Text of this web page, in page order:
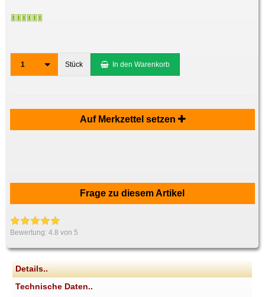
1 Stück In den Warenkorb
Auf Merkzettel setzen
Frage zu diesem Artikel
Bewertung:4.8 von 5
Details..
Technische Daten..